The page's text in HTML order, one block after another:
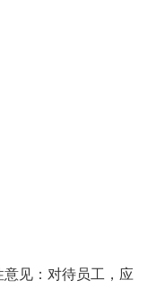
见：对待员工，应